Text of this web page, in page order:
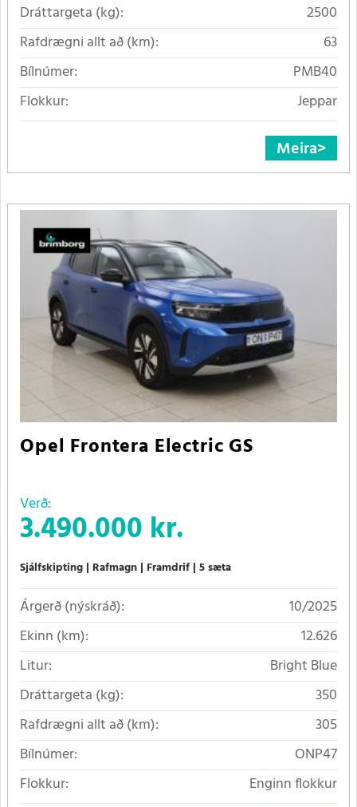
Dráttargeta (kg):
2500
Rafdrægni allt að (km):
63
Bílnúmer:
PMB40
Flokkur:
Jeppar
Meira
Opel Frontera Electric GS
Verð:
3.490.000 kr.
Sjálfskipting Rafmagn Framdrif 5 sæta
Árgerð (nýskráð):
10/2025
Ekinn (km):
12.626
Litur:
Bright Blue
Dráttargeta (kg):
350
Rafdrægni allt að (km):
305
Bílnúmer:
ONP47
Flokkur:
Enginn flokkur